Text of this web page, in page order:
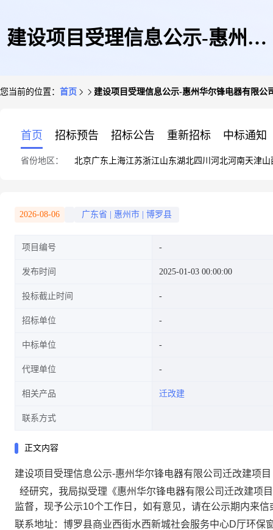
建设项目受理信息公示-惠州华
您当前的位置： 首页 建设项目受理信息公示-惠州华尔锋电器有限公
首页 招标预告 招标公告 重新招标 中标通知
省份地区： 北京广东 上海江苏浙江山东湖北四川 河北河南天津山
2026-08-06 广东省 惠州市 博罗县
项目编号
发布时间 2025-01-03 00:00:00
投标截止时间
招标单位
中标单位
代理单位
相关产品 迁改建
联系方式
正文内容
建设项目受理信息公示-惠州华尔锋电器有限公司迁改建项目
经研究，我局拟受理《惠州华尔锋电器有限公司迁改建项
监督，现予公示10个工作日，如有意见，请在公示期内来
联系地址：博罗县商业西街水西新城社会服务中心D厅环保